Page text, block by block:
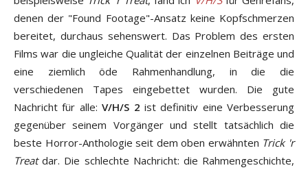
denen der "Found Footage"-Ansatz keine Kopfschmerzen
bereitet, durchaus sehenswert. Das Problem des ersten
Films war die ungleiche Qualität der einzelnen Beiträge und
eine ziemlich öde Rahmenhandlung, in die die
verschiedenen Tapes eingebettet wurden. Die gute
Nachricht für alle:V/H/S 2 ist definitiv eine Verbesserung
gegenüber seinem Vorgänger und stellt tatsächlich die
beste Horror-Anthologie seit dem oben erwähnten Trick 'r
Treatdar. Die schlechte Nachricht: die Rahmengeschichte,